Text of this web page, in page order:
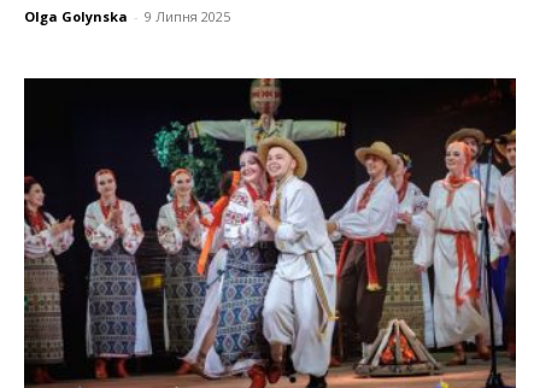
Olga Golynska - 9 Липня 2025